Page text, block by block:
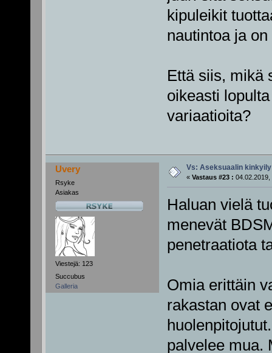
kipuleikit
nautintoa ja
Että siis, mikä
oikeasti
variaatioita?
Uvery
Rsyke
Asiakas
Viestejä: 123
Succubus
Galleria
Vs: Aseksuaalin kinkyily
« Vastaus #23 : 04.02.2019,
Haluan vielä
menevät
penetraatiota
Omia erittäin
rakastan ovat
palvelee mua.